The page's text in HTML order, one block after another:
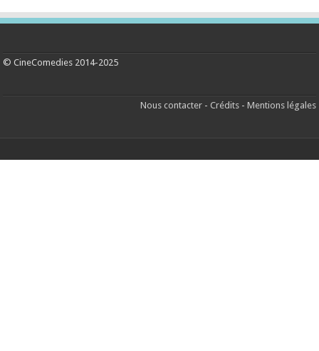
© CineComedies 2014-2025
Nous contacter- Crédits- Mentions légales